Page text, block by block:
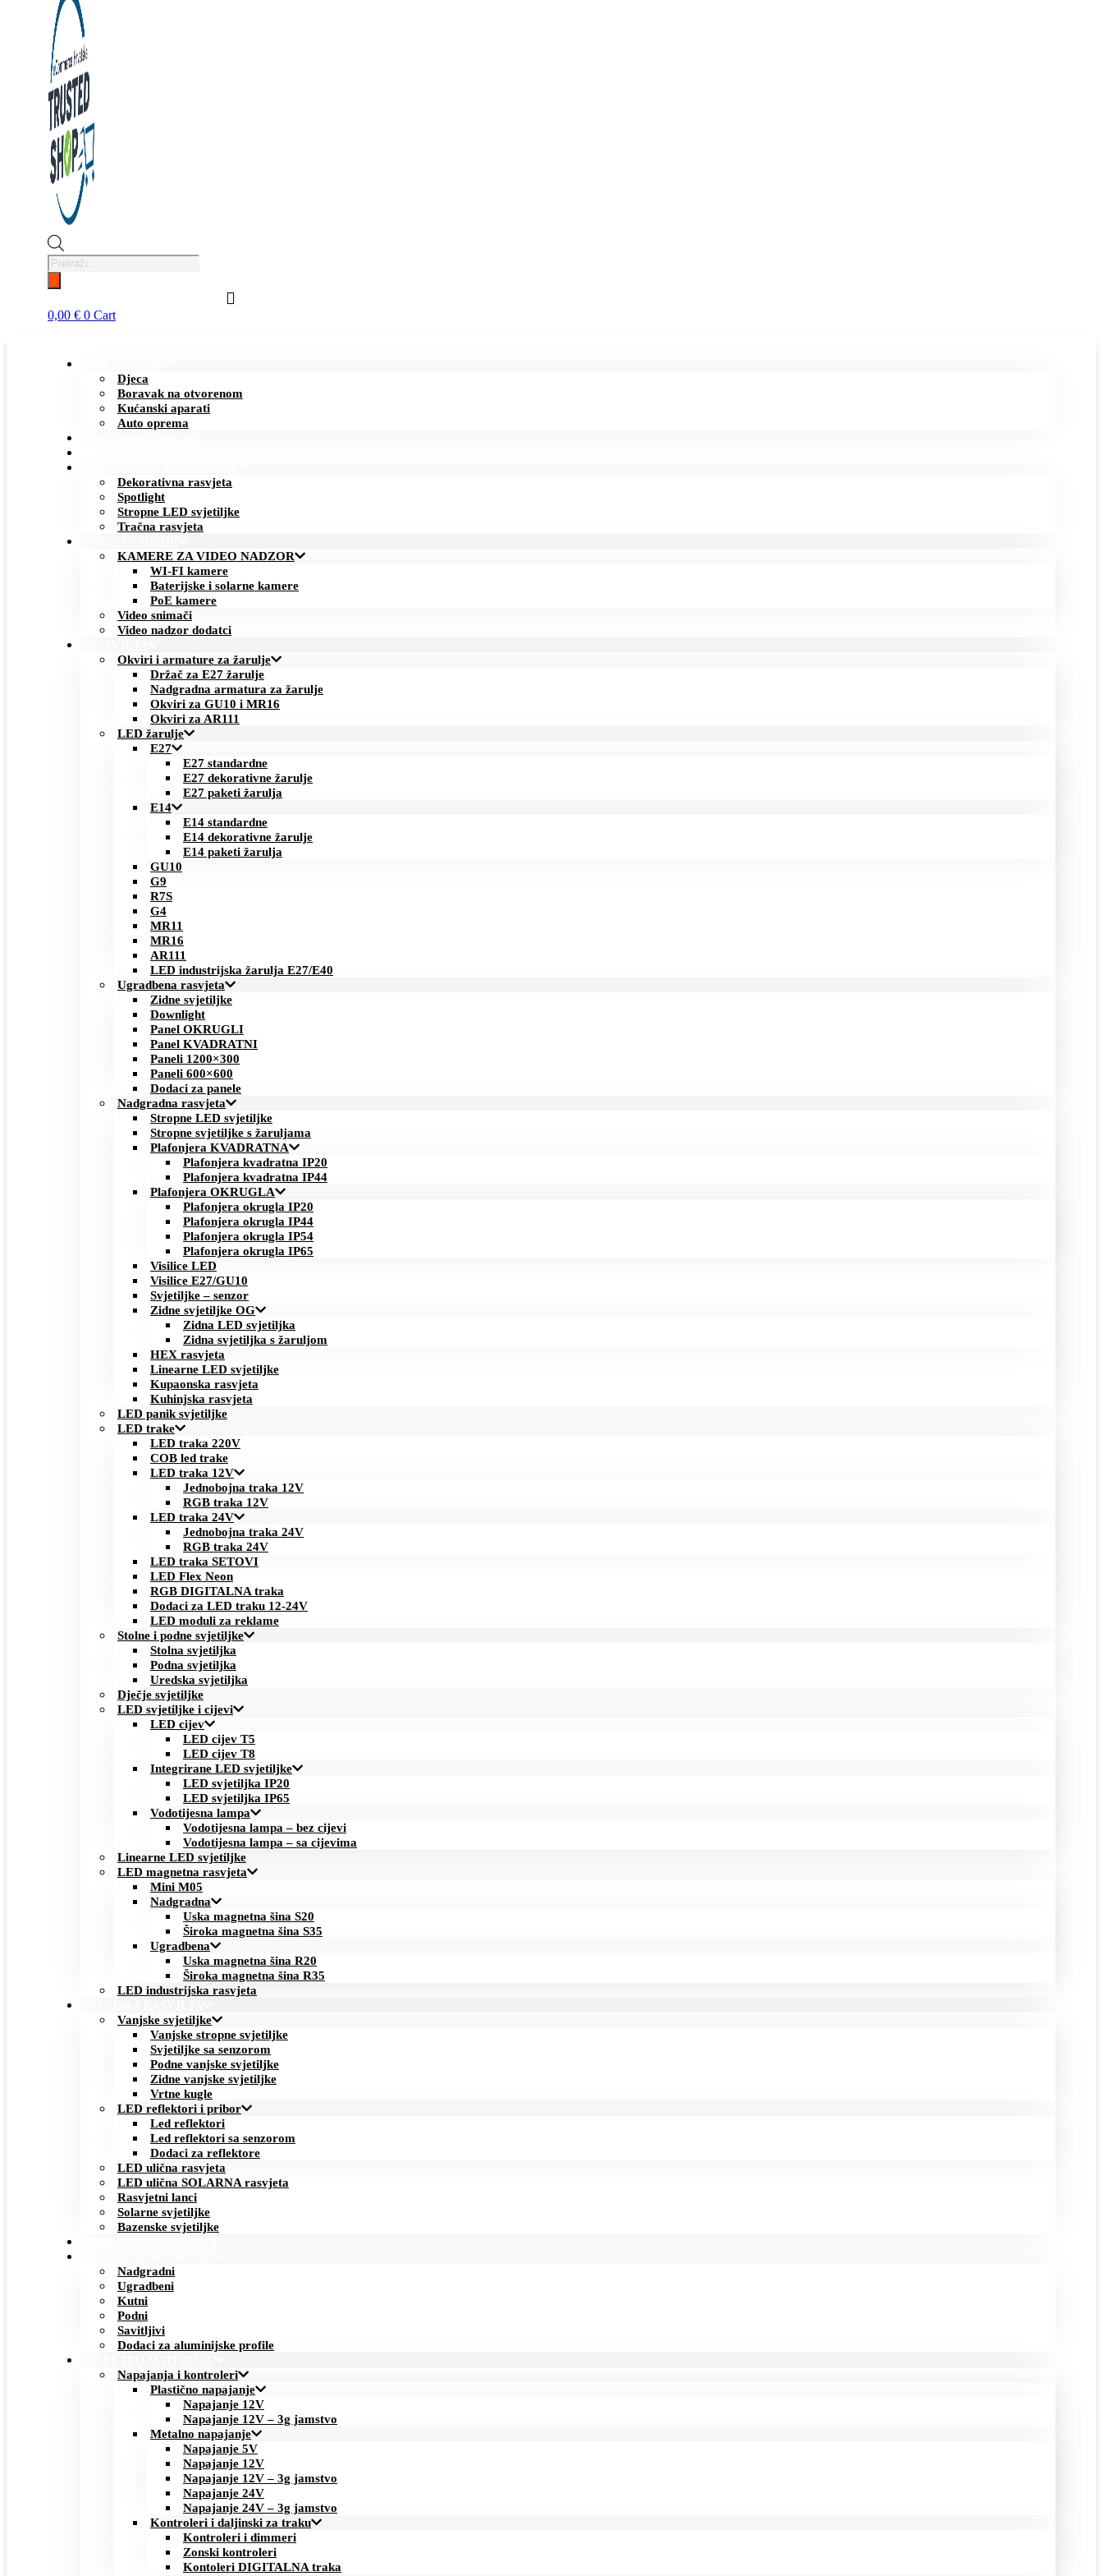
Products
search
0,00 € 0 Cart
Djeca
Boravak na otvorenom
Kućanski aparati
Auto oprema
Dekorativna rasvjeta
Spotlight
Stropne LED svjetiljke
Tračna rasvjeta
KAMERE ZA VIDEO NADZOR
WI-FI kamere
Baterijske i solarne kamere
PoE kamere
Video snimači
Video nadzor dodatci
Okviri i armature za žarulje
Držač za E27 žarulje
Nadgradna armatura za žarulje
Okviri za GU10 i MR16
Okviri za AR111
LED žarulje
E27
E27 standardne
E27 dekorativne žarulje
E27 paketi žarulja
E14
E14 standardne
E14 dekorativne žarulje
E14 paketi žarulja
GU10
G9
R7S
G4
MR11
MR16
AR111
LED industrijska žarulja E27/E40
Ugradbena rasvjeta
Zidne svjetiljke
Downlight
Panel OKRUGLI
Panel KVADRATNI
Paneli 1200×300
Paneli 600×600
Dodaci za panele
Nadgradna rasvjeta
Stropne LED svjetiljke
Stropne svjetiljke s žaruljama
Plafonjera KVADRATNA
Plafonjera kvadratna IP20
Plafonjera kvadratna IP44
Plafonjera OKRUGLA
Plafonjera okrugla IP20
Plafonjera okrugla IP44
Plafonjera okrugla IP54
Plafonjera okrugla IP65
Visilice LED
Visilice E27/GU10
Svjetiljke – senzor
Zidne svjetiljke OG
Zidna LED svjetiljka
Zidna svjetiljka s žaruljom
HEX rasvjeta
Linearne LED svjetiljke
Kupaonska rasvjeta
Kuhinjska rasvjeta
LED panik svjetiljke
LED trake
LED traka 220V
COB led trake
LED traka 12V
Jednobojna traka 12V
RGB traka 12V
LED traka 24V
Jednobojna traka 24V
RGB traka 24V
LED traka SETOVI
LED Flex Neon
RGB DIGITALNA traka
Dodaci za LED traku 12-24V
LED moduli za reklame
Stolne i podne svjetiljke
Stolna svjetiljka
Podna svjetiljka
Uredska svjetiljka
Dječje svjetiljke
LED svjetiljke i cijevi
LED cijev
LED cijev T5
LED cijev T8
Integrirane LED svjetiljke
LED svjetiljka IP20
LED svjetiljka IP65
Vodotijesna lampa
Vodotijesna lampa – bez cijevi
Vodotijesna lampa – sa cijevima
Linearne LED svjetiljke
LED magnetna rasvjeta
Mini M05
Nadgradna
Uska magnetna šina S20
Široka magnetna šina S35
Ugradbena
Uska magnetna šina R20
Široka magnetna šina R35
LED industrijska rasvjeta
Vanjske svjetiljke
Vanjske stropne svjetiljke
Svjetiljke sa senzorom
Podne vanjske svjetiljke
Zidne vanjske svjetiljke
Vrtne kugle
LED reflektori i pribor
Led reflektori
Led reflektori sa senzorom
Dodaci za reflektore
LED ulična rasvjeta
LED ulična SOLARNA rasvjeta
Rasvjetni lanci
Solarne svjetiljke
Bazenske svjetiljke
Nadgradni
Ugradbeni
Kutni
Podni
Savitljivi
Dodaci za aluminijske profile
Napajanja i kontroleri
Plastično napajanje
Napajanje 12V
Napajanje 12V – 3g jamstvo
Metalno napajanje
Napajanje 5V
Napajanje 12V
Napajanje 12V – 3g jamstvo
Napajanje 24V
Napajanje 24V – 3g jamstvo
Kontroleri i daljinski za traku
Kontroleri i dimmeri
Zonski kontroleri
Kontoleri DIGITALNA traka